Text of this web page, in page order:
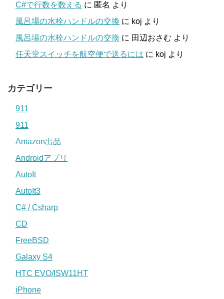
C#で行数を数える に 匿名 より
風呂場の水栓ハンドルの交換 に koj より
風呂場の水栓ハンドルの交換 に 田辺おさむ より
任天堂スイッチを航空便で送るには に koj より
カテゴリー
911
911
Amazon出品
Androidアプリ
AutoIt
AutoIt3
C# / Csharp
CD
FreeBSD
Galaxy S4
HTC EVO/ISW11HT
iPhone